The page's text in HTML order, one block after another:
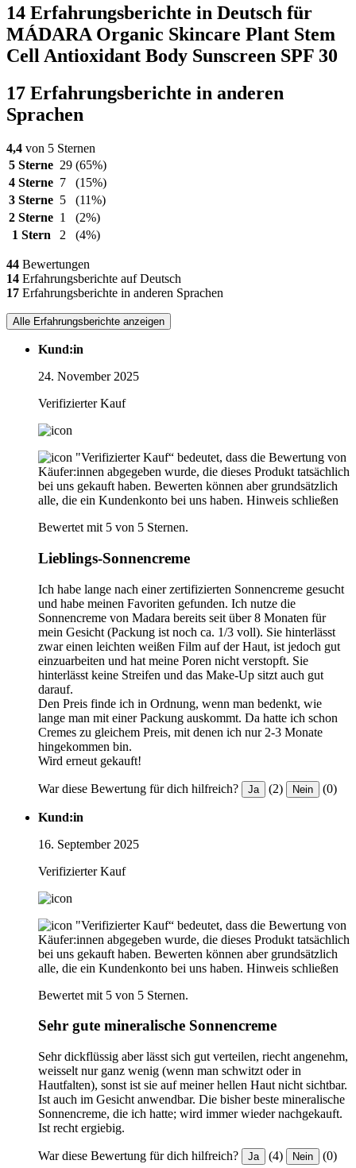
14 Erfahrungsberichte in Deutsch für
MÁDARA Organic Skincare Plant Stem
Cell Antioxidant Body Sunscreen SPF 30
17 Erfahrungsberichte in anderen
Sprachen
4,4 von 5 Sternen
5 Sterne 29 (65%)
4 Sterne 7
(15%)
3 Sterne 5
(11%)
2 Sterne 1
(2%)
1 Stern
2 (4%)
44 Bewertungen
14 Erfahrungsberichte auf Deutsch
17 Erfahrungsberichte in anderen Sprachen
Alle Erfahrungsberichte anzeigen
Kund:in
24. November 2025
Verifizierter Kauf
"Verifizierter Kauf“ bedeutet, dass die Bewertung von
Käufer:innen abgegeben wurde, die dieses Produkt tatsächlich
bei uns gekauft haben. Bewerten können aber grundsätzlich
alle, die ein Kundenkonto bei uns haben. Hinweis schließen
Bewertet mit 5 von 5 Sternen.
Lieblings-Sonnencreme
Ich habe lange nach einer zertifizierten Sonnencreme gesucht
und habe meinen Favoriten gefunden. Ich nutze die
Sonnencreme von Madara bereits seit über 8 Monaten für
mein Gesicht (Packung ist noch ca. 1/3 voll). Sie hinterlässt
zwar einen leichten weißen Film auf der Haut, ist jedoch gut
einzuarbeiten und hat meine Poren nicht verstopft. Sie
hinterlässt keine Streifen und das Make-Up sitzt auch gut
darauf.
Den Preis finde ich in Ordnung, wenn man bedenkt, wie
lange man mit einer Packung auskommt. Da hatte ich schon
Cremes zu gleichem Preis, mit denen ich nur 2-3 Monate
hingekommen bin.
Wird erneut gekauft!
War diese Bewertung für dich hilfreich? Ja (2) Nein (0)
Kund:in
16. September 2025
Verifizierter Kauf
"Verifizierter Kauf“ bedeutet, dass die Bewertung von
Käufer:innen abgegeben wurde, die dieses Produkt tatsächlich
bei uns gekauft haben. Bewerten können aber grundsätzlich
alle, die ein Kundenkonto bei uns haben. Hinweis schließen
Bewertet mit 5 von 5 Sternen.
Sehr gute mineralische Sonnencreme
Sehr dickflüssig aber lässt sich gut verteilen, riecht angenehm,
weisselt nur ganz wenig (wenn man schwitzt oder in
Hautfalten), sonst ist sie auf meiner hellen Haut nicht sichtbar.
Ist auch im Gesicht anwendbar. Die bisher beste mineralische
Sonnencreme, die ich hatte; wird immer wieder nachgekauft.
Ist recht ergiebig.
War diese Bewertung für dich hilfreich? Ja (4) Nein (0)